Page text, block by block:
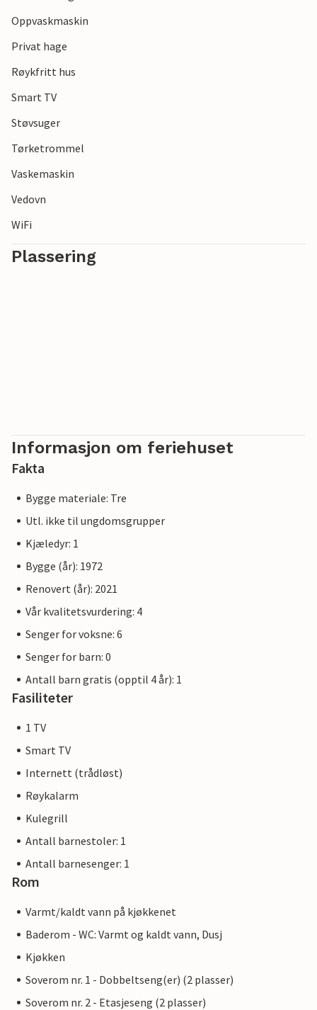
Oppvaskmaskin
Privat hage
Røykfritt hus
Smart TV
Støvsuger
Tørketrommel
Vaskemaskin
Vedovn
WiFi
Plassering
Informasjon om feriehuset
Fakta
Bygge materiale: Tre
Utl. ikke til ungdomsgrupper
Kjæledyr: 1
Bygge (år): 1972
Renovert (år): 2021
Vår kvalitetsvurdering: 4
Senger for voksne: 6
Senger for barn: 0
Antall barn gratis (opptil 4 år): 1
Fasiliteter
1 TV
Smart TV
Internett (trådløst)
Røykalarm
Kulegrill
Antall barnestoler: 1
Antall barnesenger: 1
Rom
Varmt/kaldt vann på kjøkkenet
Baderom - WC: Varmt og kaldt vann, Dusj
Kjøkken
Soverom nr. 1 - Dobbeltseng(er) (2 plasser)
Soverom nr. 2 - Etasjeseng (2 plasser)